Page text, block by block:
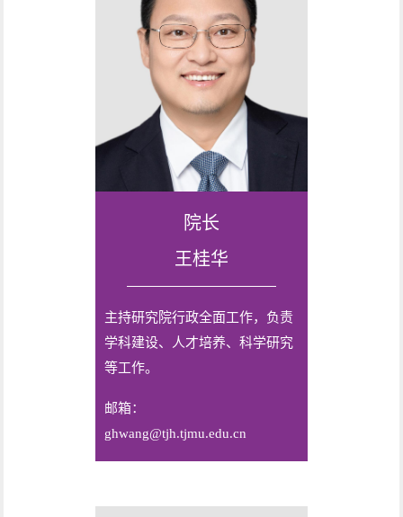
院长
王桂华
主持研究院行政全面工作，负责
学科建设、人才培养、科学研究
等工作。
邮箱：
ghwang@tjh.tjmu.edu.cn